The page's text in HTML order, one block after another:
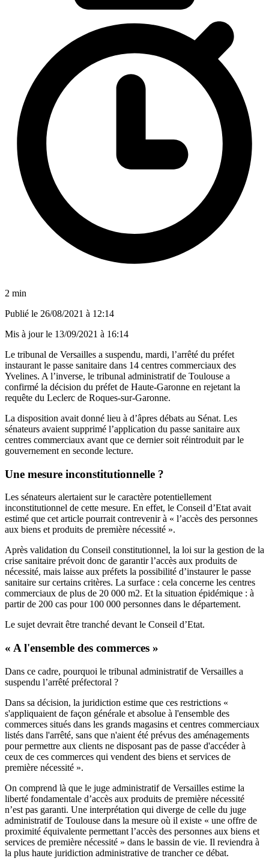
2 min
Publié le 26/08/2021 à 12:14
Mis à jour le 13/09/2021 à 16:14
Le tribunal de Versailles a suspendu, mardi, l’arrêté du préfet
instaurant le passe sanitaire dans 14 centres commerciaux des
Yvelines. A l’inverse, le tribunal administratif de Toulouse a
confirmé la décision du préfet de Haute-Garonne en rejetant la
requête du Leclerc de Roques-sur-Garonne.
La disposition avait donné lieu à d’âpres débats au Sénat. Les
sénateurs avaient supprimé l’application du passe sanitaire aux
centres commerciaux avant que ce dernier soit réintroduit par le
gouvernement en seconde lecture.
Une mesure inconstitutionnelle ?
Les sénateurs alertaient sur le caractère potentiellement
inconstitutionnel de cette mesure. En effet, le Conseil d’Etat avait
estimé que cet article pourrait contrevenir à « l’accès des personnes
aux biens et produits de première nécessité ».
Après validation du Conseil constitutionnel, la loi sur la gestion de la
crise sanitaire prévoit donc de garantir l’accès aux produits de
nécessité, mais laisse aux préfets la possibilité d’instaurer le passe
sanitaire sur certains critères. La surface : cela concerne les centres
commerciaux de plus de 20 000 m2. Et la situation épidémique : à
partir de 200 cas pour 100 000 personnes dans le département.
Le sujet devrait être tranché devant le Conseil d’Etat.
« A l'ensemble des commerces »
Dans ce cadre, pourquoi le tribunal administratif de Versailles a
suspendu l’arrêté préfectoral ?
Dans sa décision, la juridiction estime que ces restrictions «
s'appliquaient de façon générale et absolue à l'ensemble des
commerces situés dans les grands magasins et centres commerciaux
listés dans l'arrêté, sans que n'aient été prévus des aménagements
pour permettre aux clients ne disposant pas de passe d'accéder à
ceux de ces commerces qui vendent des biens et services de
première nécessité ».
On comprend là que le juge administratif de Versailles estime la
liberté fondamentale d’accès aux produits de première nécessité
n’est pas garanti. Une interprétation qui diverge de celle du juge
administratif de Toulouse dans la mesure où il existe « une offre de
proximité équivalente permettant l’accès des personnes aux biens et
services de première nécessité » dans le bassin de vie. Il reviendra à
la plus haute juridiction administrative de trancher ce débat.